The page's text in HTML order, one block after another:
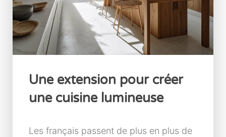
Une extension pour créer
une cuisine lumineuse
Les français passent de plus en plus de